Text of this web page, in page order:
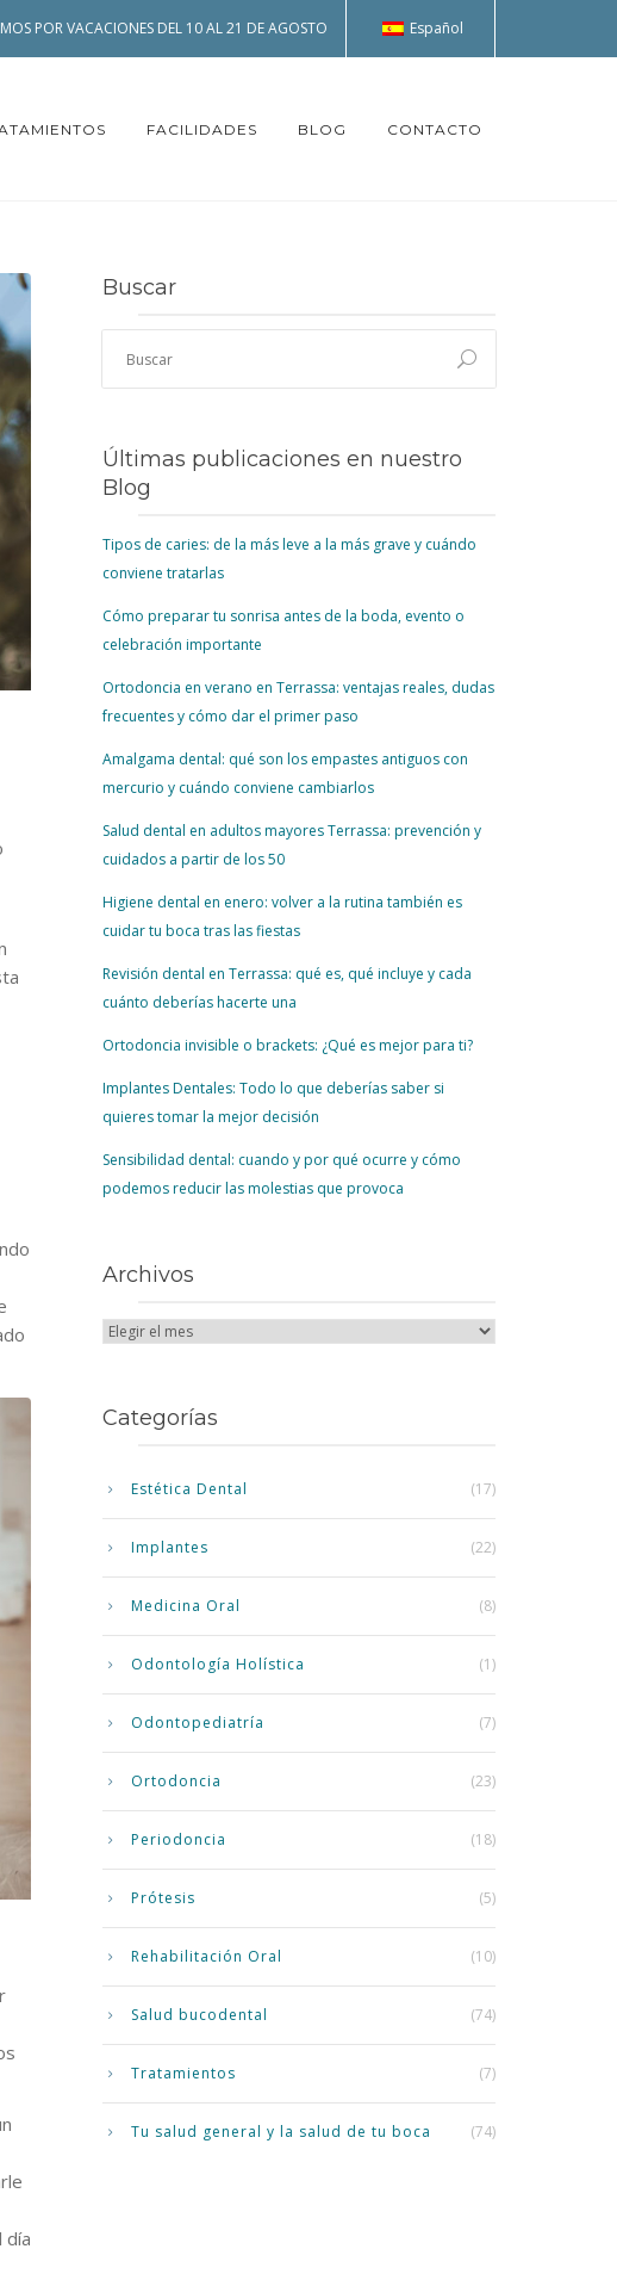
POR VACACIONES DEL 10 AL 21 DE AGOSTO Español
FACILIDADES BLOG CONTACTO
día
Buscar
Últimas publicaciones en nuestro
Blog
Tipos de caries: de la más leve a la más grave y cuándo
conviene tratarlas
Cómo preparar tu sonrisa antes de la boda, evento o
celebración importante
Ortodoncia en verano en Terrassa: ventajas reales, dudas
frecuentes y cómo dar el primer paso
Amalgama dental: qué son los empastes antiguos con
mercurio y cuándo conviene cambiarlos
Salud dental en adultos mayores Terrassa: prevención y
cuidados a partir de los 50
Higiene dental en enero: volver a la rutina también es
cuidar tu boca tras las fiestas
Revisión dental en Terrassa: qué es, qué incluye y cada
cuánto deberías hacerte una
Ortodoncia invisible o brackets: ¿Qué es mejor para ti?
Implantes Dentales: Todo lo que deberías saber si
quieres tomar la mejor decisión
Sensibilidad dental: cuando y por qué ocurre y cómo
podemos reducir las molestias que provoca
Archivos
Categorías
Estética Dental (17)
Implantes (22)
Medicina Oral (8)
Odontología Holística (1)
Odontopediatría (7)
Ortodoncia (23)
Periodoncia (18)
Prótesis (5)
Rehabilitación Oral (10)
Salud bucodental (74)
Tratamientos (7)
Tu salud general y la salud de tu boca (74)